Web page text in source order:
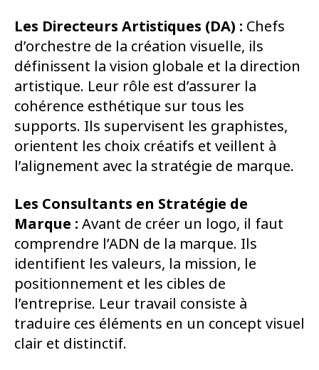
Les Directeurs Artistiques (DA) : Chefs
d’orchestre de la création visuelle, ils
définissent la vision globale et la direction
artistique. Leur rôle est d’assurer la
cohérence esthétique sur tous les
supports. Ils supervisent les graphistes,
orientent les choix créatifs et veillent à
l’alignement avec la stratégie de marque.
Les Consultants en Stratégie de
Marque : Avant de créer un logo, il faut
comprendre l’ADN de la marque. Ils
identifient les valeurs, la mission, le
positionnement et les cibles de
l’entreprise. Leur travail consiste à
traduire ces éléments en un concept visuel
clair et distinctif.